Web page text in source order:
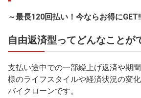
～最長120回払い！今ならお得に
自由返済型ってどんなことが
支払い途中での一部繰上げ返済や期
様のライフスタイルや経済状況の変
バイクローンです。